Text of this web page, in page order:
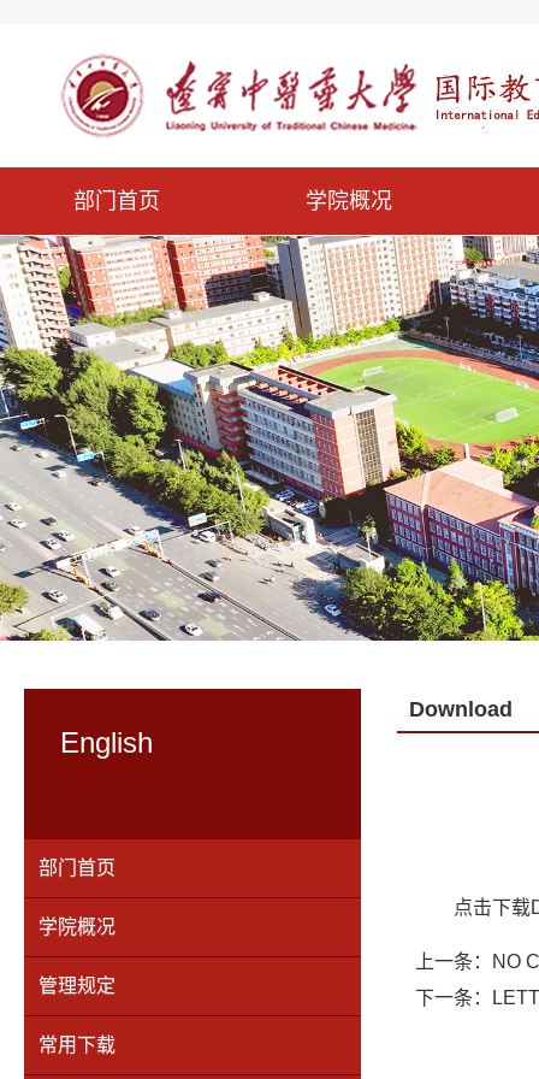
部门首页 学院概况
English
部门首页
学院概况
管理规定
常用下载
Download
点击下载
上一条：
NO
下一条：